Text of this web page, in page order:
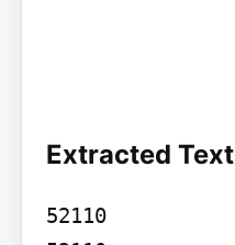
Extracted Text
52110